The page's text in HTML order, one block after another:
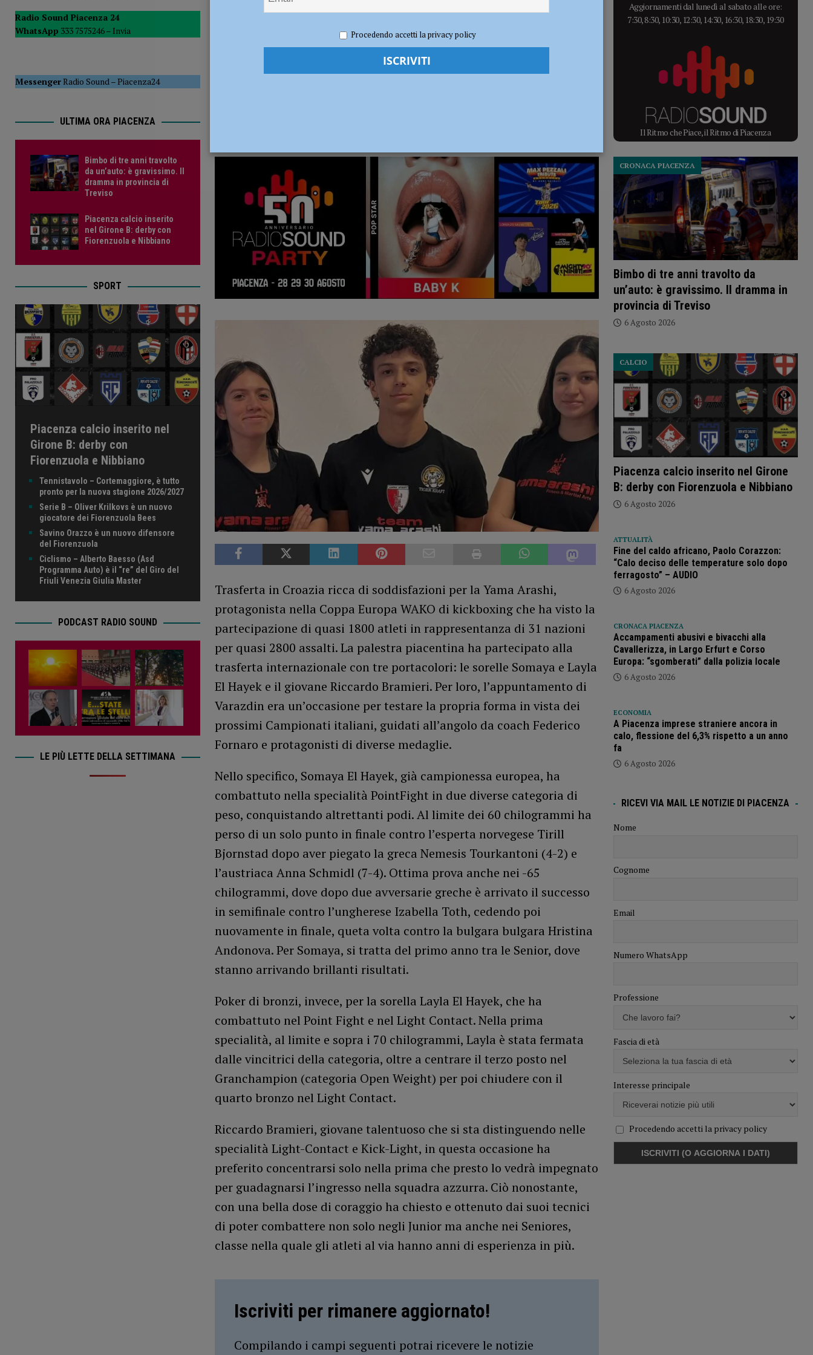
CRONACA PIACENZA
[ 6 Agosto 2026 ] Crisi idrica, Murelli (Lega): “Le regole sul deflusso ecologico non possono mettere in ginocchio gli agricoltori”
Trasferta in Croazia ricca di soddisfazioni per la Yama Arashi,
protagonista nella Coppa Europa WAKO di kickboxing che ha visto la
partecipazione di quasi 1800 atleti in rappresentanza di 31 nazioni
per quasi 2800 assalti. La palestra piacentina ha partecipato alla
trasferta internazionale con tre portacolori: le sorelle Somaya e Layla
El Hayek e il giovane Riccardo Bramieri. Per loro, l’appuntamento di
Varazdin era un’occasione per testare la propria forma in vista dei
prossimi Campionati italiani, guidati all’angolo da coach Federico
Fornaro e protagonisti di diverse medaglie.
Nello specifico, Somaya El Hayek, già campionessa europea, ha
combattuto nella specialità PointFight in due diverse categoria di
peso, conquistando altrettanti podi. Al limite dei 60 chilogrammi ha
perso di un solo punto in finale contro l’esperta norvegese Tirill
Bjornstad dopo aver piegato la greca Nemesis Tourkantoni (4-2) e
l’austriaca Anna Schmidl (7-4). Ottima prova anche nei -65
chilogrammi, dove dopo due avversarie greche è arrivato il successo
in semifinale contro l’ungherese Izabella Toth, cedendo poi
nuovamente in finale, queta volta contro la bulgara bulgara Hristina
Andonova. Per Somaya, si tratta del primo anno tra le Senior, dove
stanno arrivando brillanti risultati.
Poker di bronzi, invece, per la sorella Layla El Hayek, che ha
combattuto nel Point Fight e nel Light Contact. Nella prima
specialità, al limite e sopra i 70 chilogrammi, Layla è stata fermata
dalle vincitrici della categoria, oltre a centrare il terzo posto nel
Granchampion (categoria Open Weight) per poi chiudere con il
quarto bronzo nel Light Contact.
Riccardo Bramieri, giovane talentuoso che si sta distinguendo nelle
specialità Light-Contact e Kick-Light, in questa occasione ha
preferito concentrarsi solo nella prima che presto lo vedrà impegnato
per guadagnarsi l’ingresso nella squadra azzurra. Ciò nonostante,
con una bella dose di coraggio ha chiesto e ottenuto dai suoi tecnici
di poter combattere non solo negli Junior ma anche nei Seniores,
classe nella quale gli atleti al via hanno anni di esperienza in più.
Iscriviti per rimanere aggiornato!
Compilando i campi seguenti potrai ricevere le notizie
Radio Sound Piacenza 24
WhatsApp 333 7575246 – Invia
MessengerRadio Sound–Piacenza24
ULTIMA ORA PIACENZA
Bimbo di tre anni travolto
da un’auto: è gravissimo. Il
dramma in provincia di
Treviso
Piacenza calcio inserito
nel Girone B: derby con
Fiorenzuola e Nibbiano
SPORT
Piacenza calcio inserito nel
Girone B: derby con
Fiorenzuola e Nibbiano
Tennistavolo – Cortemaggiore, è tutto
pronto per la nuova stagione 2026/2027
Serie B – Oliver Krilkovs è un nuovo
giocatore dei Fiorenzuola Bees
Savino Orazzo è un nuovo difensore
del Fiorenzuola
Ciclismo – Alberto Baesso (Asd
Programma Auto) è il “re” del Giro del
Friuli Venezia Giulia Master
PODCAST RADIO SOUND
LE PIÙ LETTE DELLA SETTIMANA
Aggiornamenti dal lunedì al sabato alle ore:
7:30, 8:30, 10:30, 12:30, 14:30, 16:30, 18:30, 19:30
Il Ritmo che Piace, il Ritmo di Piacenza
Bimbo di tre anni travolto da
un’auto: è gravissimo. Il dramma in
provincia di Treviso
CRONACA PIACENZA
6 Agosto 2026
Piacenza calcio inserito nel Girone
B: derby con Fiorenzuola e Nibbiano
CALCIO
6 Agosto 2026
ATTUALITÀ
Fine del caldo africano, Paolo Corazzon:
“Calo deciso delle temperature solo dopo
ferragosto” – AUDIO
6 Agosto 2026
CRONACA PIACENZA
Accampamenti abusivi e bivacchi alla
Cavallerizza, in Largo Erfurt e Corso
Europa: “sgomberati” dalla polizia locale
6 Agosto 2026
ECONOMIA
A Piacenza imprese straniere ancora in
calo, flessione del 6,3% rispetto a un anno
fa
6 Agosto 2026
RICEVI VIA MAIL LE NOTIZIE DI PIACENZA
Nome
Cognome
Email
Numero WhatsApp
Professione
Fascia di età
Interesse principale
Procedendo accetti la privacy policy
Procedendo accetti la privacy policy